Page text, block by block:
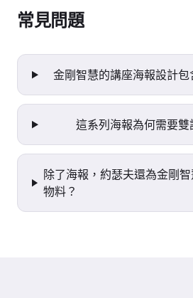
常見問題
金剛智慧的講座海報設計包
這系列海報為何需要雙
除了海報，約瑟夫還為金剛
物料？